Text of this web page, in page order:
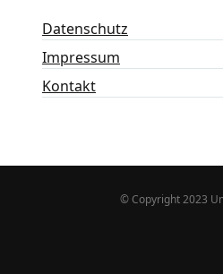
Datenschutz
Impressum
Kontakt
© Copyright 2023